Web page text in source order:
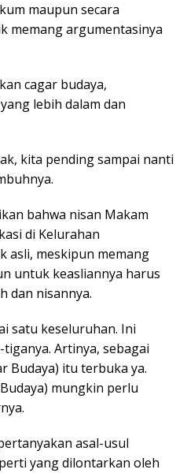
maupun secara
memang argumentasinya
cagar budaya,
lebih dalam dan
kita pending sampai nanti
bahwa nisan Makam
di Kelurahan
asli, meskipun memang
untuk keasliannya harus
dan nisannya.
satu keseluruhan. Ini
Artinya, sebagai
Budaya) itu terbuka ya.
mungkin perlu
asal-usul
yang dilontarkan oleh